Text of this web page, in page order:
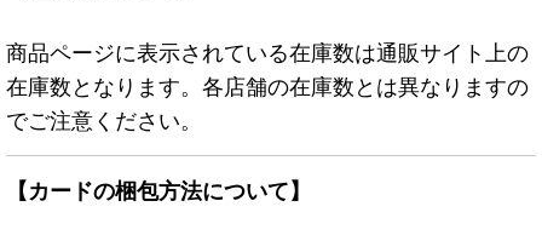
商品ページに表示されている在庫数は通販サイト上の
在庫数となります。各店舗の在庫数とは異なりますの
でご注意ください。
【カードの梱包方法について】